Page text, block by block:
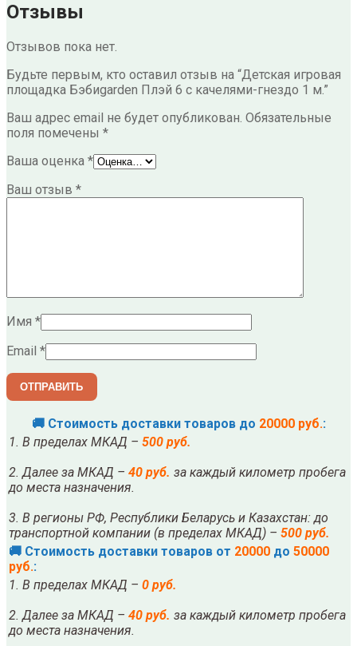
Отзывы
Отзывов пока нет.
Будьте первым, кто оставил отзыв на “Детская игровая
площадка Бэбиgarden Плэй 6 с качелями-гнездо 1 м.”
Ваш адрес email не будет опубликован. Обязательные
поля помечены *
Ваша оценка *
Ваш отзыв *
Имя *
Email *
🚚 Стоимость доставки товаров до 20000 руб.:
1. В пределах МКАД – 500 руб.
2. Далее за МКАД – 40 руб. за каждый километр пробега
до места назначения.
3. В регионы РФ, Республики Беларусь и Казахстан: до
транспортной компании (в пределах МКАД) – 500 руб.
🚚 Стоимость доставки товаров от 20000 до 50000
руб.:
1. В пределах МКАД – 0 руб.
2. Далее за МКАД – 40 руб. за каждый километр пробега
до места назначения.